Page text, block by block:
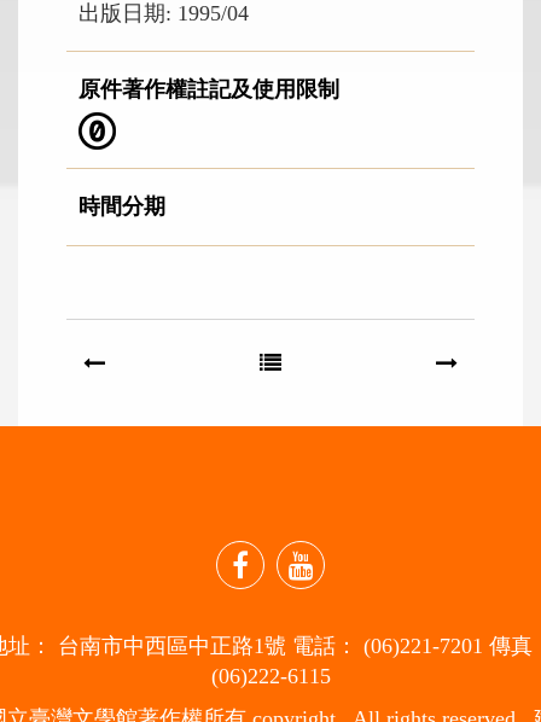
出版日期: 1995/04
原件著作權註記及使用限制
時間分期
facebookyoutube
址： 台南市中西區中正路1號 電話： (06)221-7201 傳真
(06)222-6115